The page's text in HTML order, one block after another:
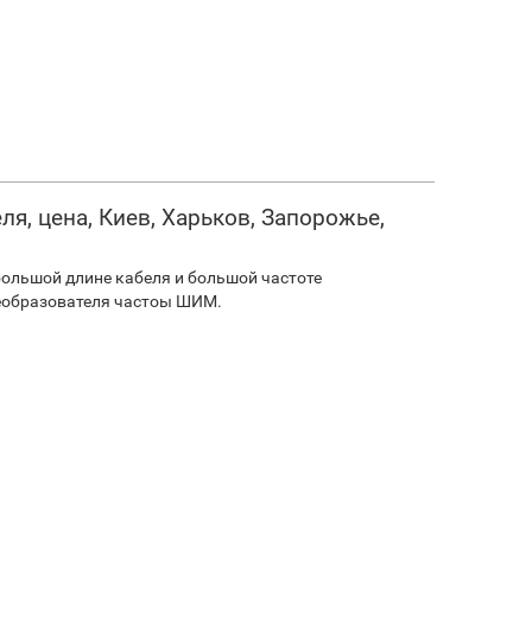
цена, Киев, Харьков, Запорожье,
длине кабеля и большой частоте
частоы ШИМ.